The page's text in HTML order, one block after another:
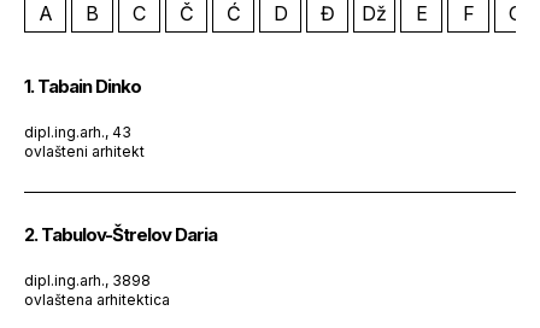
A B C Č Ć D Đ Dž E F G
1. Tabain Dinko
dipl.ing.arh., 43
ovlašteni arhitekt
2. Tabulov-Štrelov Daria
dipl.ing.arh., 3898
ovlaštena arhitektica